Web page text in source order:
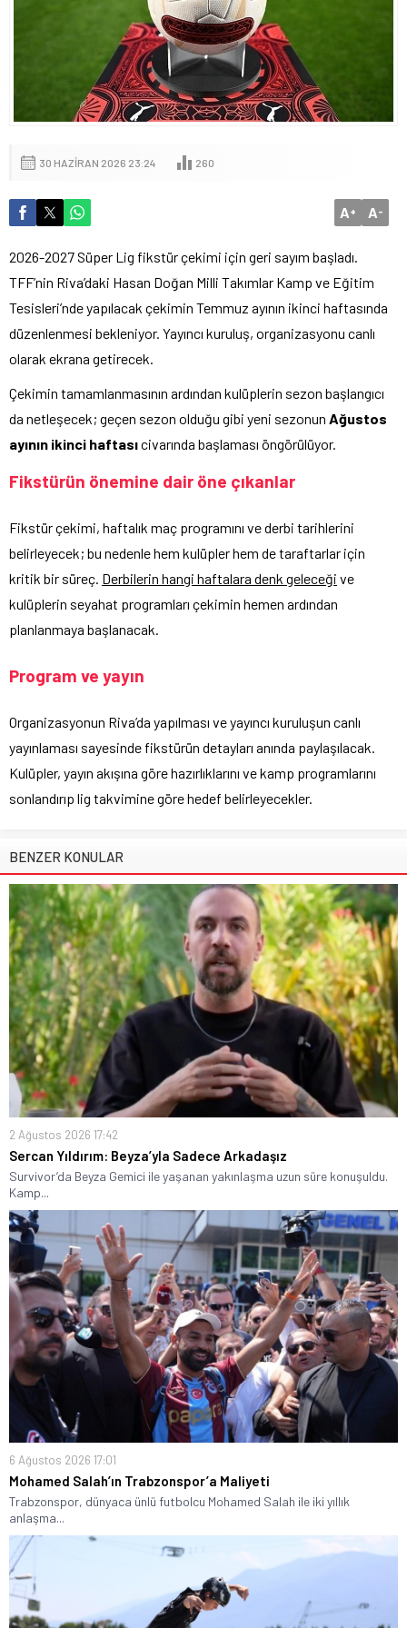
30 HAZIRAN 2026 23:24 260
A+ A-
2026-2027 Süper Lig fikstür çekimi için geri sayım başladı.
TFF’nin Riva’daki Hasan Doğan Milli Takımlar Kamp ve Eğitim
Tesisleri’nde yapılacak çekimin Temmuz ayının ikinci haftasında
düzenlenmesi bekleniyor. Yayıncı kuruluş, organizasyonu canlı
olarak ekrana getirecek.
Çekimin tamamlanmasının ardından kulüplerin sezon başlangıcı
da netleşecek; geçen sezon olduğu gibi yeni sezonun Ağustos
ayının ikinci haftasıcivarında başlaması öngörülüyor.
Fikstürün önemine dair öne çıkanlar
Fikstür çekimi, haftalık maç programını ve derbi tarihlerini
belirleyecek; bu nedenle hem kulüpler hem de taraftarlar için
kritik bir süreç. Derbilerin hangi haftalara denk geleceği ve
kulüplerin seyahat programları çekimin hemen ardından
planlanmaya başlanacak.
Program ve yayın
Organizasyonun Riva’da yapılması ve yayıncı kuruluşun canlı
yayınlaması sayesinde fikstürün detayları anında paylaşılacak.
Kulüpler, yayın akışına göre hazırlıklarını ve kamp programlarını
sonlandırıp lig takvimine göre hedef belirleyecekler.
BENZER KONULAR
2 Ağustos 2026 17:42
Sercan Yıldırım: Beyza’yla Sadece Arkadaşız
Survivor’da Beyza Gemici ile yaşanan yakınlaşma uzun süre konuşuldu.
Kamp...
6 Ağustos 2026 17:01
Mohamed Salah’ın Trabzonspor’a Maliyeti
Trabzonspor, dünyaca ünlü futbolcu Mohamed Salah ile iki yıllık
anlaşma...